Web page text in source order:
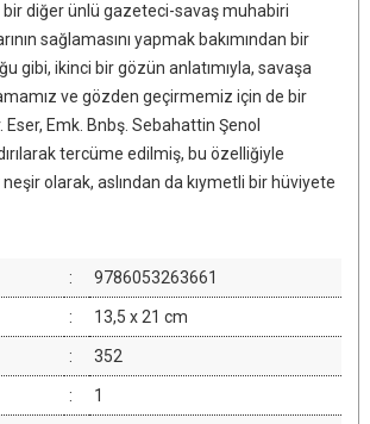
bir diğer ünlü gazeteci-savaş muhabiri
sağlamasını yapmak bakımından bir
gibi, ikinci bir gözün anlatımıyla, savaşa
ve gözden geçirmemiz için de bir
Emk. Bnbş. Sebahattin Şenol
tercüme edilmiş, bu özelliğiyle
olarak, aslından da kıymetli bir hüviyete
: 9786053263661
: 13,5 x 21 cm
: 352
: 1